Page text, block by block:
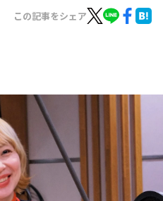
この記事をシェア